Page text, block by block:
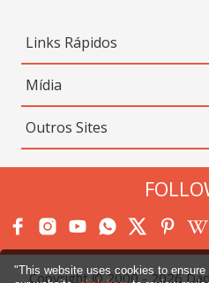
"This website uses cookies to
Links Rápidos
Mídia
Outros Sites
Copyright © 2000 -2026